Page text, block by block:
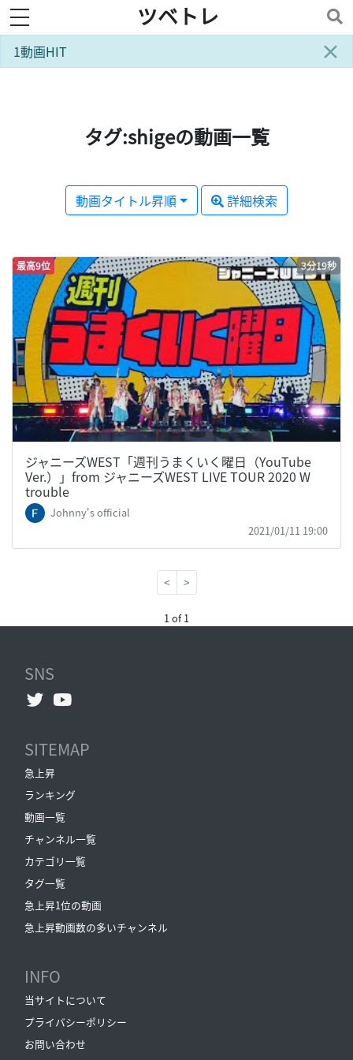
toggle navigation ツベトレ
×
1動画HIT
タグ:shigeの動画一覧
動画タイトル昇順 詳細検索
最高9位 3分19秒
ジャニーズWEST「週刊うまくいく曜日（YouTube
Ver.）」from ジャニーズWEST LIVE TOUR 2020 W
trouble
Johnny's official
2021/01/11 19:00
< >
1 of 1
SNS
SITEMAP
急上昇
ランキング
動画一覧
チャンネル一覧
カテゴリ一覧
タグ一覧
急上昇1位の動画
急上昇動画数の多いチャンネル
INFO
当サイトについて
プライバシーポリシー
お問い合わせ